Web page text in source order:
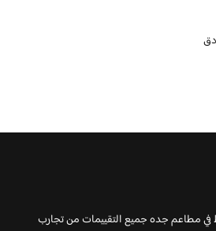
مطاعم جده جميع التقييمات من تجارب